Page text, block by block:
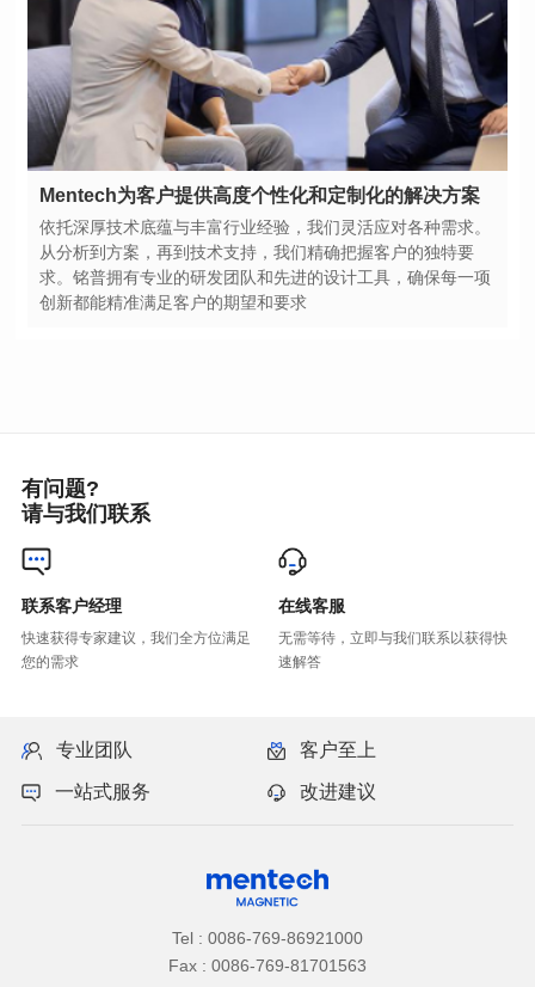
Mentech为客户提供高度个性化和定制化的解决方案
创新都能精准满足客户的期望和要求
有问题?
请与我们联系
联系客户经理
您的需求
在线客服
速解答
专业团队 客户至上
一站式服务 改进建议
Tel : 0086-769-86921000
Fax : 0086-769-81701563